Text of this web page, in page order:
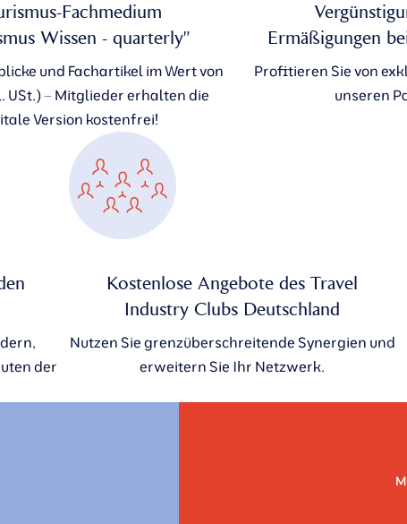
Fachmedium
Wissen - quarterly"
und Fachartikel im Wert von
USt.) – Mitglieder erhalten die
Version kostenfrei!
Ermäßigungen
Profitieren Sie von
unseren
der
Kostenlose Angebote des Travel
Industry Clubs Deutschland
Nutzen Sie grenzüberschreitende Synergien und
erweitern Sie Ihr Netzwerk.